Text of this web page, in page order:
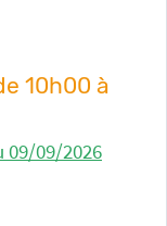
10h00 à
09/09/2026